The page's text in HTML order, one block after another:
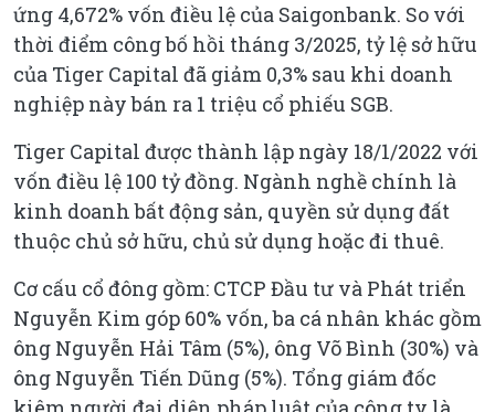
ứng 4,672% vốn điều lệ của Saigonbank. So với
thời điểm công bố hồi tháng 3/2025, tỷ lệ sở hữu
của Tiger Capital đã giảm 0,3% sau khi doanh
nghiệp này bán ra 1 triệu cổ phiếu SGB.
Tiger Capital được thành lập ngày 18/1/2022 với
vốn điều lệ 100 tỷ đồng. Ngành nghề chính là
kinh doanh bất động sản, quyền sử dụng đất
thuộc chủ sở hữu, chủ sử dụng hoặc đi thuê.
Cơ cấu cổ đông gồm: CTCP Đầu tư và Phát triển
Nguyễn Kim góp 60% vốn, ba cá nhân khác gồm
ông Nguyễn Hải Tâm (5%), ông Võ Bình (30%) và
ông Nguyễn Tiến Dũng (5%). Tổng giám đốc